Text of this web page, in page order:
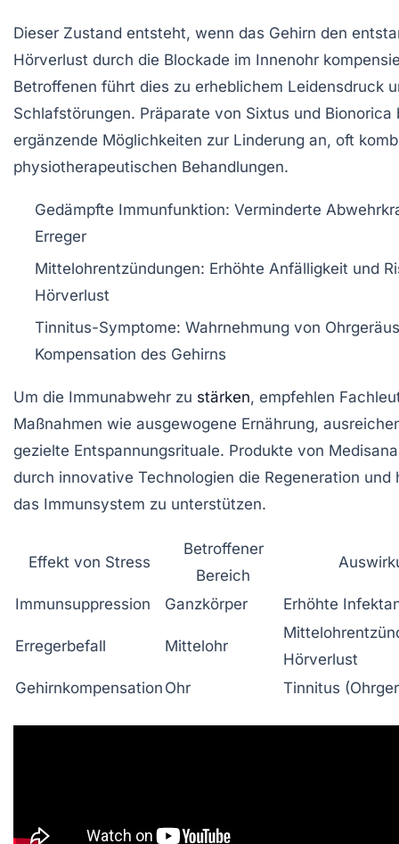
Dieser Zustand entsteht, wenn das Gehirn den
Hörverlust durch die Blockade im Innenohr
Betroffenen führt dies zu erheblichem Leidensdruck
Schlafstörungen. Präparate von Sixtus und Bionorica
ergänzende Möglichkeiten zur Linderung an, oft
physiotherapeutischen Behandlungen.
Gedämpfte Immunfunktion: Verminderte
Erreger
Mittelohrentzündungen: Erhöhte Anfälligkeit und
Hörverlust
Tinnitus-Symptome: Wahrnehmung von
Kompensation des Gehirns
Um die Immunabwehr zu stärken, empfehlen
Maßnahmen wie ausgewogene Ernährung,
gezielte Entspannungsrituale. Produkte von
durch innovative Technologien die Regeneration und
das Immunsystem zu unterstützen.
Effekt von Stress
Betroffener
Bereich
Immunsuppression Ganzkörper Erhöhte
Erregerbefall Mittelohr
Hörverlust
Gehirnkompensation Ohr Tinnitus